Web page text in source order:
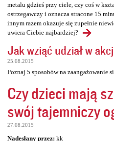
metalu gdzieś przy ciele, czy coś w
ostrzegawczy i oznacza stracone 15
innym razem okazuje się zupełnie
uwiera Ciebie najbardziej?
Jak wziąć udział w
25.08.2015
Poznaj 5 sposobów na zaangażowanie
Czy dzieci mają
swój tajemniczy
27.08.2015
Nadesłany przez: kk